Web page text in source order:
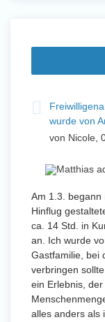
wurde von
von Nicole,
Am 1.3. begann
Hinflug
ca. 14 Std. in
an. Ich wurde
Gastfamilie, bei
verbringen
ein Erlebnis,
alles anders als